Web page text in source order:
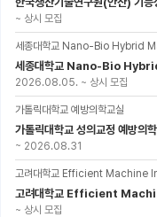
~ 상시 모집
세종대학교 Nano-Bio Hybrid
세종대학교 Nano-Bio
2026.08.05. ~ 상시 모집
가톨릭대학교 예방의학교실
가톨릭대학교 성의교정 예방의
~ 2026.08.31
고려대학교 Efficient Machine
고려대학교 Efficient
~ 상시 모집